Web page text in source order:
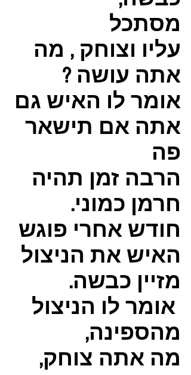
מסתכל
עליו וצוחק , מה
אתה עושה ?
אומר לו האיש גם
אתה אם תישאר
פה
הרבה זמן תהיה
חרמן כמוני.
חודש אחרי פוגש
האיש את הניצול
מזיין כבשה.
אומר לו הניצול
מהספינה,
מה אתה צוחק,